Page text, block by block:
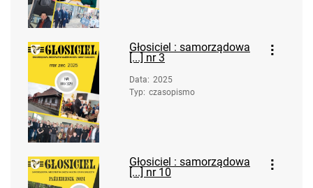
Głosiciel : samorządowa
[...] nr 3
Data: 2025
Typ: czasopismo
Głosiciel : samorządowa
[...] nr 10